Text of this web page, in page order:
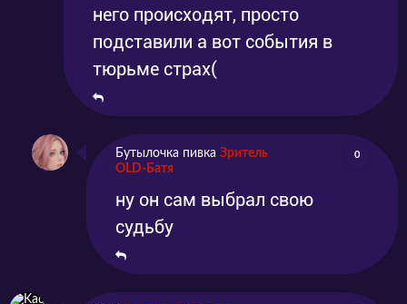
него происходят, просто
подставили а вот события в
тюрьме страх(
Бутылочка пивка Зритель
OLD-Батя
0
ну он сам выбрал свою
судьбу